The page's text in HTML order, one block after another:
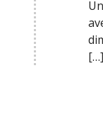
[…]